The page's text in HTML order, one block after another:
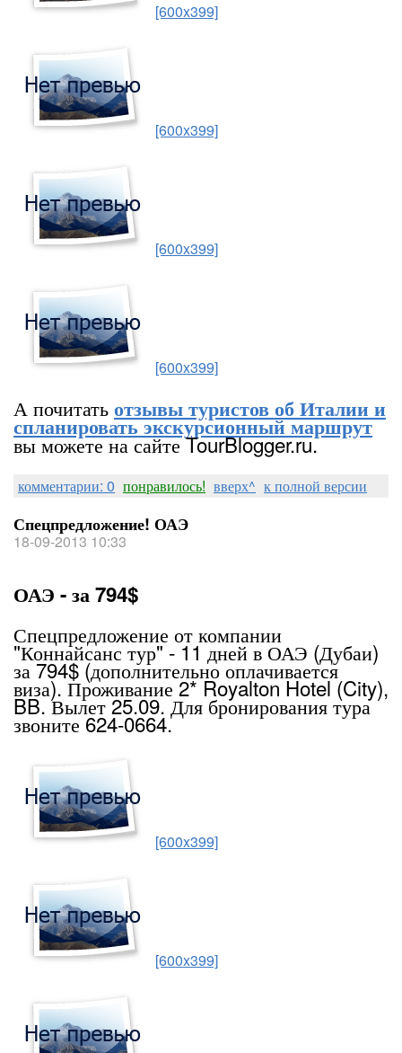
[600x399]
[600x399]
[600x399]
[600x399]
А почитатьотзывы туристов об Италии и
спланировать экскурсионный маршрут
вы можете на сайте TourBlogger.ru.
комментарии: 0 понравилось! вверх^ к полной версии
Спецпредложение! ОАЭ
18-09-2013 10:33
ОАЭ - за 794$
Спецпредложение от компании
"Коннайсанс тур" - 11 дней в ОАЭ (Дубаи)
за 794$ (дополнительно оплачивается
виза). Проживание 2* Royalton Hotel (City),
BB. Вылет 25.09. Для бронирования тура
звоните 624-0664.
[600x399]
[600x399]